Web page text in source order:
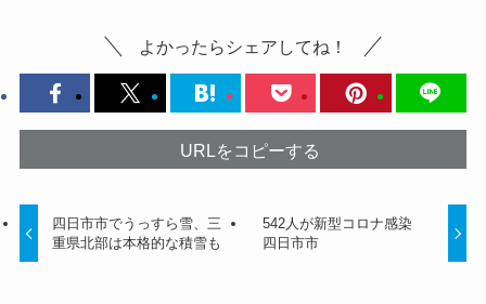
よかったらシェアしてね！
URLをコピーする
四日市市でうっすら雪、三
重県北部は本格的な積雪も
542人が新型コロナ感染
四日市市